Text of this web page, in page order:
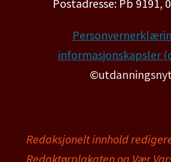
Postadresse: Pb 9191,
informasjonskapsler
Redaksjonelt innhold
Redaktørplakaten og Vær